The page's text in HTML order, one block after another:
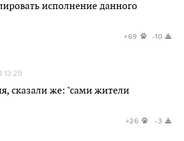
исполнение данного
+69 -10
13:29
сказали же: "сами жители
+26 -3